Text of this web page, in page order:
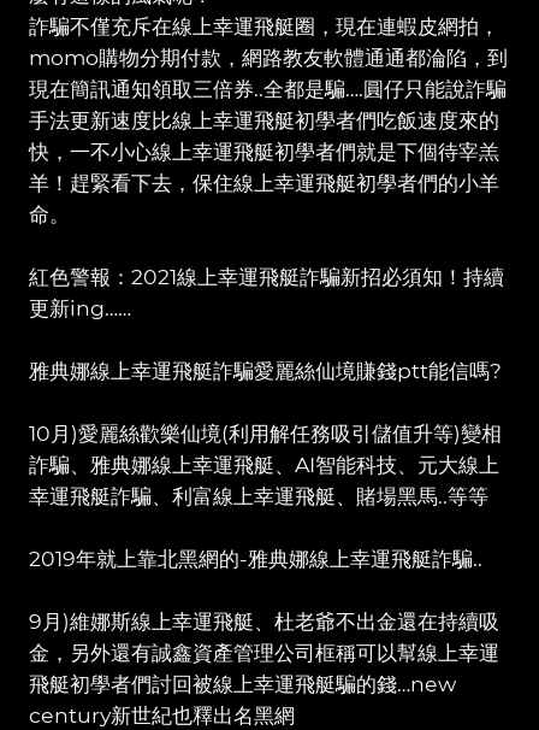
詐騙不僅充斥在線上幸運飛艇圈，現在連蝦皮網拍，
momo購物分期付款，網路教友軟體通通都淪陷，到
現在簡訊通知領取三倍券..全都是騙….圓仔只能說詐騙
手法更新速度比線上幸運飛艇初學者們吃飯速度來的
快，一不小心線上幸運飛艇初學者們就是下個待宰羔
羊！趕緊看下去，保住線上幸運飛艇初學者們的小羊
命。
紅色警報：2021線上幸運飛艇詐騙新招必須知！持續
更新ing……
雅典娜線上幸運飛艇詐騙愛麗絲仙境賺錢ptt能信嗎?
10月)愛麗絲歡樂仙境(利用解任務吸引儲值升等)變相
詐騙、雅典娜線上幸運飛艇、AI智能科技、元大線上
幸運飛艇詐騙、利富線上幸運飛艇、賭場黑馬..等等
2019年就上靠北黑網的-雅典娜線上幸運飛艇詐騙..
9月)維娜斯線上幸運飛艇、杜老爺不出金還在持續吸
金，另外還有誠鑫資產管理公司框稱可以幫線上幸運
飛艇初學者們討回被線上幸運飛艇騙的錢…new
century新世紀也釋出名黑網